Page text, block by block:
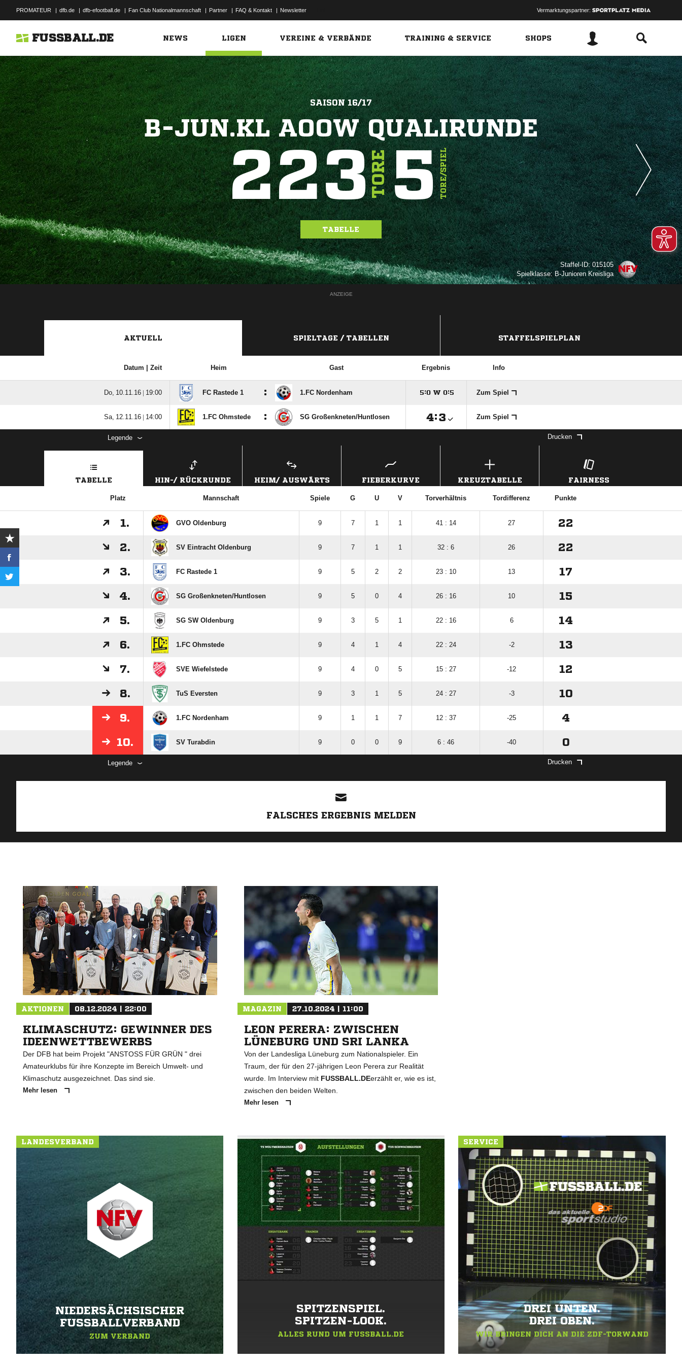
PROMATEUR | dfb.de | dfb-efootball.de | Fan Club Nationalmannschaft | Partner | FAQ & Kontakt | Newsletter Vermarktungspartner:
FUSSBALL.DE NEWS LIGEN VEREINE & VERBÄNDE TRAINING & SERVICE SHOPS
SAISON 16/17
B-JUN.KL AOOW QUALIRUNDE
223TORE5TORE/SPIEL
TABELLE
Staffel-ID: 015105
Spielklasse: B-Junioren Kreisliga
ANZEIGE
AKTUELL SPIELTAGE / TABELLEN STAFFELSPIELPLAN
Datum | Zeit Heim Gast Ergebnis Info
  |  FC Rastede 1 : 1.FC Nordenham : W: Zum Spiel
  |  1.FC Ohmstede : SG Großenkneten/​Huntlosen : Zum Spiel
Legende Drucken
TABELLE HIN-/ RÜCKRUNDE HEIM/ AUSWÄRTS FIEBERKURVE KREUZTABELLE FAIRNESS
Platz Mannschaft Spiele G U V Torverhältnis Tordifferenz Punkte
1. GVO Oldenburg 9 7 1 1 41 : 14 27 22
2. SV Eintracht Oldenburg 9 7 1 1 32 : 6 26 22
3. FC Rastede 1 9 5 2 2 23 : 10 13 17
4. SG Großenkneten/​Huntlosen 9 5 0 4 26 : 16 10 15
5. SG SW Oldenburg 9 3 5 1 22 : 16 6 14
6. 1.FC Ohmstede 9 4 1 4 22 : 24 -2 13
7. SVE Wiefelstede 9 4 0 5 15 : 27 -12 12
8. TuS Eversten 9 3 1 5 24 : 27 -3 10
9. 1.FC Nordenham 9 1 1 7 12 : 37 -25 4
10. SV Turabdin 9 0 0 9 6 : 46 -40 0
Legende Drucken
FALSCHES ERGEBNIS MELDEN
AKTIONEN 08.12.2024 | 22:00
KLIMASCHUTZ: GEWINNER DES
IDEENWETTBEWERBS
Der DFB hat beim Projekt "ANSTOSS FÜR GRÜN " drei
Amateurklubs für ihre Konzepte im Bereich Umwelt- und
Klimaschutz ausgezeichnet. Das sind sie.
Mehr lesen
MAGAZIN 27.10.2024 | 11:00
LEON PERERA: ZWISCHEN
LÜNEBURG UND SRI LANKA
Von der Landesliga Lüneburg zum Nationalspieler. Ein
Traum, der für den 27-jährigen Leon Perera zur Realität
wurde. Im Interview mit FUSSBALL.DEerzählt er, wie es ist,
zwischen den beiden Welten.
Mehr lesen
LANDESVERBAND
NIEDERSÄCHSISCHER
FUSSBALLVERBAND
ZUM VERBAND
SPITZENSPIEL.
SPITZEN-LOOK.
ALLES RUND UM FUSSBALL.DE
SERVICE
DREI UNTEN.
DREI OBEN.
WIR BRINGEN DICH AN DIE ZDF-TORWAND